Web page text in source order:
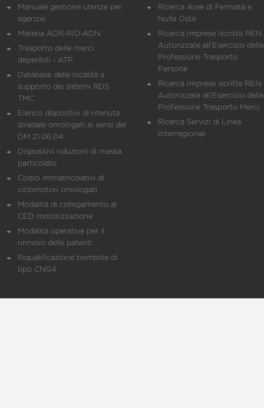
Manuale gestione utenze per
agenzie
Materia ADR-RID-ADN
Trasporto delle merci
deperibili - ATP
Database delle località a
supporto dei sistemi RDS
TMC
Elenco dispositivi di ritenuta
stradale omologati ai sensi del
DM 21.06.04
Dispositivi riduzioni di massa
particolato
Codici immatricolativi di
ciclomotori omologati
Modalità di collegamento al
CED motorizzazione
Modalità operative per il
rinnovo delle patenti
Riqualificazione bombole di
tipo CNG4
Ricerca Aree di Fermata e
Nulla Osta
Ricerca Imprese Iscritte REN
Autorizzate all'Esercizio della
Professione Trasporto
Persone
Ricerca Imprese iscritte REN
Autorizzate all'Esercizio della
Professione Trasporto Merci
Ricerca Servizi di Linea
Interregionali